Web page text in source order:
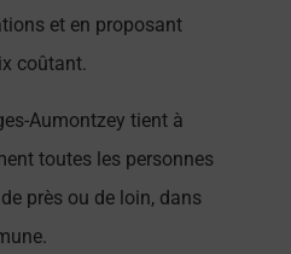
et en proposant
coûtant.
Aumontzey tient à
toutes les personnes
près ou de loin, dans